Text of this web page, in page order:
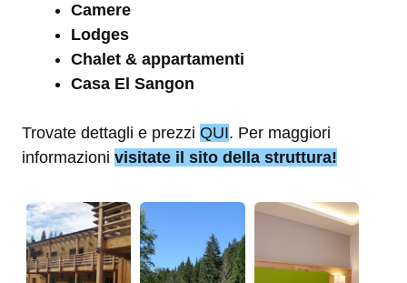
Camere
Lodges
Chalet & appartamenti
Casa El Sangon
Trovate dettagli e prezzi QUI. Per maggiori
informazioni visitate il sito della struttura!